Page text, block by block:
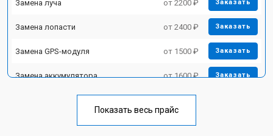
Замена луча от 2200 ₽ Заказать
Замена лопасти от 2400 ₽ Заказать
Замена GPS-модуля от 1500 ₽ Заказать
Замена аккумулятора от 1600 ₽ Заказать
от 1800 ₽
Показать весь прайс